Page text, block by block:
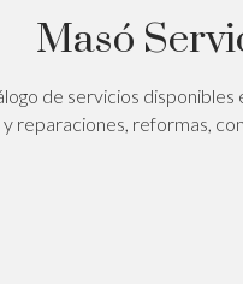
Masó
de servicios disponibles
reparaciones, reformas,